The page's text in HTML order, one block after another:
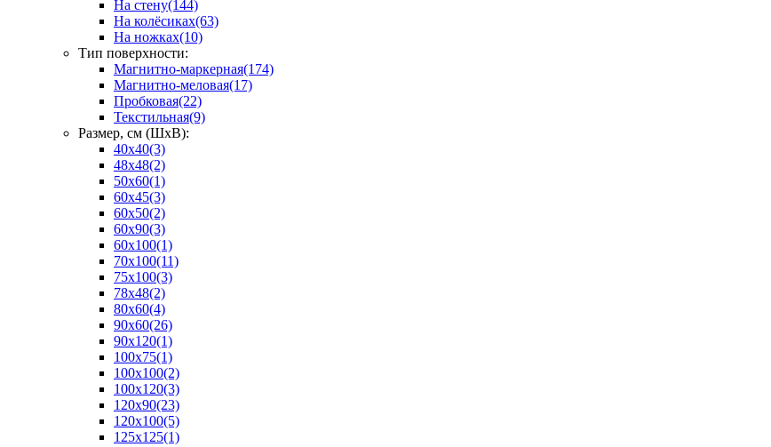
На стену(144)
На колёсиках(63)
На ножках(10)
Тип поверхности:
Магнитно-маркерная(174)
Магнитно-меловая(17)
Пробковая(22)
Текстильная(9)
Размер, см (ШхВ):
40х40(3)
48х48(2)
50х60(1)
60х45(3)
60х50(2)
60х90(3)
60х100(1)
70х100(11)
75х100(3)
78х48(2)
80х60(4)
90х60(26)
90х120(1)
100х75(1)
100х100(2)
100х120(3)
120х90(23)
120х100(5)
125х125(1)